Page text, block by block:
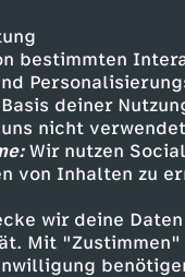
bestimmten
deiner
nicht
Wir nutzen
von Inhalten zu
wir deine
Mit
aufschlussreich